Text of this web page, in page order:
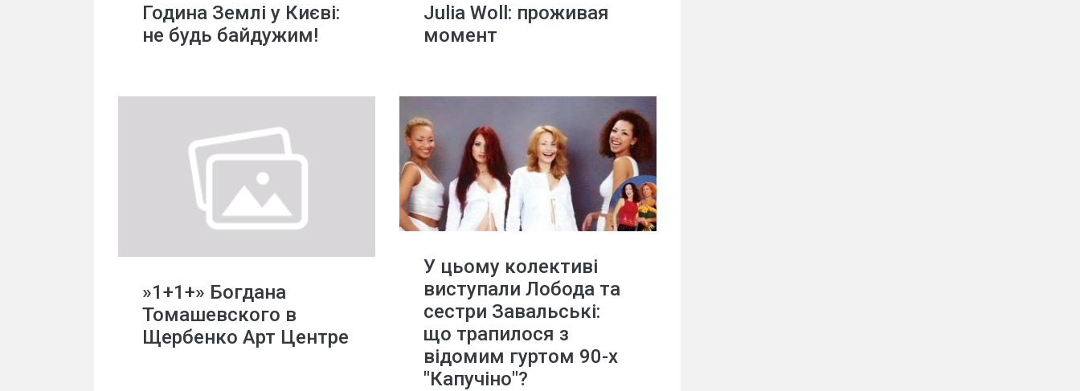
Година Землі у Києві:
не будь байдужим!
Julia Woll: проживая
момент
»1+1+» Богдана
Томашевского в
Щербенко Арт Центре
У цьому колективі
виступали Лобода та
сестри Завальські:
що трапилося з
відомим гуртом 90-х
"Капучіно"?